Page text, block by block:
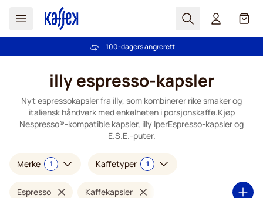
Søk Cart
Gratis frakt over kr 599
100-dagers angrerett
illy espresso-kapsler
Nyt espressokapsler fra illy, som kombinerer rike smaker og
italiensk håndverk med enkelheten i porsjonskaffe.Kjøp
Nespresso®-kompatible kapsler, illy IperEspresso-kapsler og
E.S.E.-puter.
Merke 1 Kaffetyper 1
Espresso Kaffekapsler